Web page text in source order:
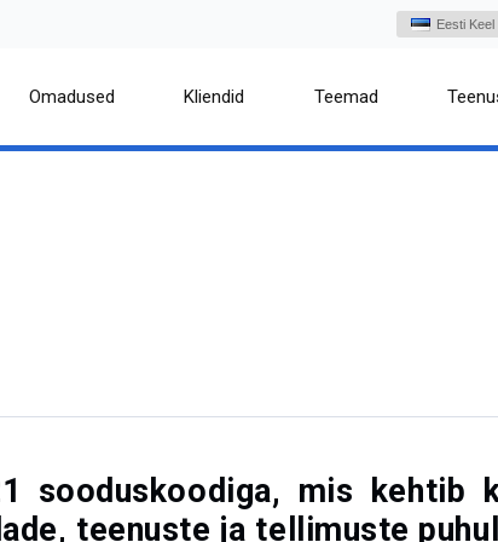
Eesti Keel
Omadused Kliendid Teemad
sooduskoodiga, mis kehtib
teenuste ja tellimuste